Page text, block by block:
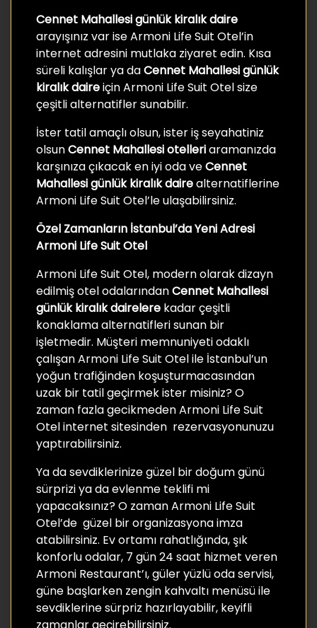
Cennet Mahallesi günlük kiralık daire
arayışınız var ise Armoni Life Suit Otel’in
internet adresini mutlaka ziyaret edin. Kısa
süreli kalışlar ya daCennet Mahallesi günlük
kiralık daireiçin Armoni Life Suit Otel size
çeşitli alternatifler sunabilir.
İster tatil amaçlı olsun, ister iş seyahatiniz
olsunCennet Mahallesi otelleriaramanızda
karşınıza çıkacak en iyi oda veCennet
Mahallesi günlük kiralık dairealternatiflerine
Armoni Life Suit Otel’le ulaşabilirsiniz.
Özel Zamanların İstanbul’da Yeni Adresi
Armoni Life Suit Otel
Armoni Life Suit Otel, modern olarak dizayn
edilmiş otel odalarındanCennet Mahallesi
günlük kiralıkdairelere kadar çeşitli
konaklama alternatifleri sunan bir
işletmedir. Müşteri memnuniyeti odaklı
çalışan Armoni Life Suit Otel ile İstanbul’un
yoğun trafiğinden koşuşturmacasından
uzak bir tatil geçirmek ister misiniz? O
zaman fazla gecikmeden Armoni Life Suit
Otel internet sitesinden rezervasyonunuzu
yaptırabilirsiniz.
Ya da sevdiklerinize güzel bir doğum günü
sürprizi ya da evlenme teklifi mi
yapacaksınız? O zaman Armoni Life Suit
Otel’de güzel bir organizasyona imza
atabilirsiniz. Ev ortamı rahatlığında, şık
konforlu odalar, 7 gün 24 saat hizmet veren
Armoni Restaurant’ı, güler yüzlü oda servisi,
güne başlarken zengin kahvaltı menüsü ile
sevdiklerine sürpriz hazırlayabilir, keyifli
zamanlar geçirebilirsiniz.